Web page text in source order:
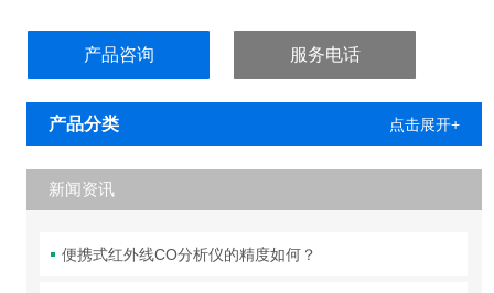
产品咨询 服务电话
产品分类 点击展开+
新闻资讯
便携式红外线CO分析仪的精度如何？